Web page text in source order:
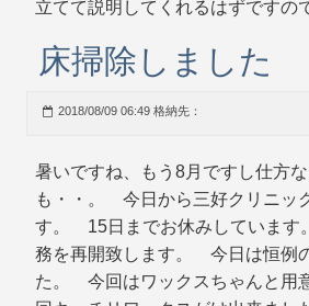
立てて説明してくれるはずです
床掃除しました
2018/08/09 06:49 格納先：
暑いですね、もう8月ですし仕方
も・・。 今日から三好クリニッ
す。 15日までお休みしています
務を再開致します。 今日は恒例
た。 今回はワックスちゃんと用